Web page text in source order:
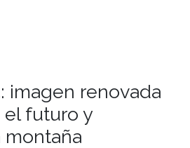
imagen renovada
futuro y
montaña